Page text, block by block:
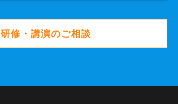
研修・講演のご相談